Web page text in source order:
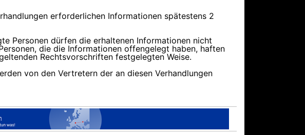
erforderlichen Informationen spätestens 2
Personen dürfen die erhaltenen Informationen nicht
die die Informationen offengelegt haben, haften
Rechtsvorschriften festgelegten Weise.
von den Vertretern der an diesen Verhandlungen